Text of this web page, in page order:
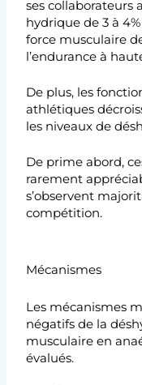
ses collaborateurs
hydrique de 3 à
force musculaire
l’endurance à
De plus, les
athlétiques
les niveaux de
De prime abord,
rarement
s’observent
compétition.
Mécanismes
Les mécanismes
négatifs de la
musculaire en
évalués.